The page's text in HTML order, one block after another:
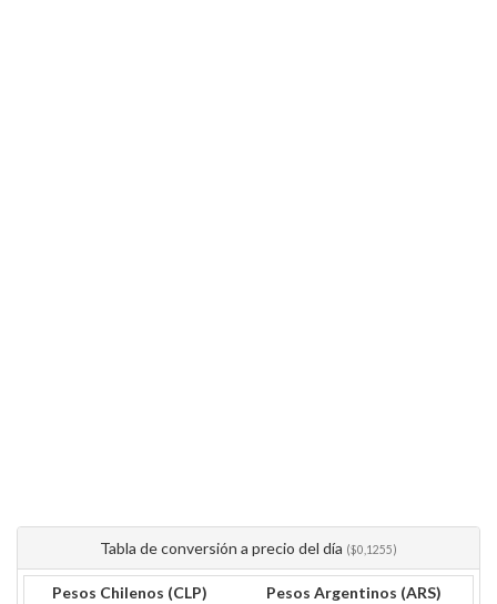
Tabla de conversión a precio del día ($0,1255)
Pesos Chilenos (CLP)
Pesos Argentinos (ARS)